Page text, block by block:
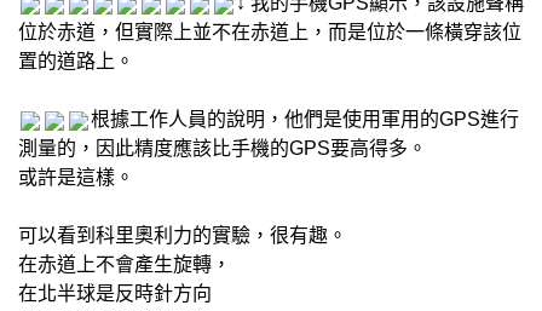
位於赤道，但實際上並不在赤道上，而是位於一條橫穿該位
置的道路上。
根據工作人員的說明，他們是使用軍用的GPS進行
測量的，因此精度應該比手機的GPS要高得多。
或許是這樣。
可以看到科里奧利力的實驗，很有趣。
在赤道上不會產生旋轉，
在北半球是反時針方向